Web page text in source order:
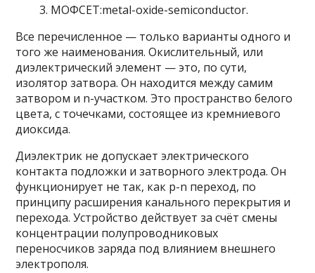
МОФСЕТ:metal-oxide-semiconductor.
Все перечисленное — только варианты одного и
того же наименования. Окислительный, или
диэлектрический элемент — это, по сути,
изолятор затвора. Он находится между самим
затвором и n-участком. Это пространство белого
цвета, с точечками, состоящее из кремниевого
диоксида.
Диэлектрик не допускает электрического
контакта подложки и затворного электрода. Он
функционирует не так, как p-n переход, по
принципу расширения канального перекрытия и
перехода. Устройство действует за счёт смены
концентрации полупроводниковых
переносчиков заряда под влиянием внешнего
электрополя.